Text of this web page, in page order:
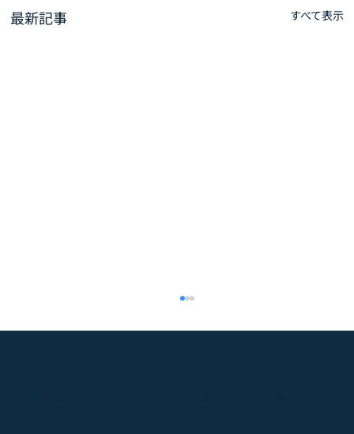
最新記事 すべて表示